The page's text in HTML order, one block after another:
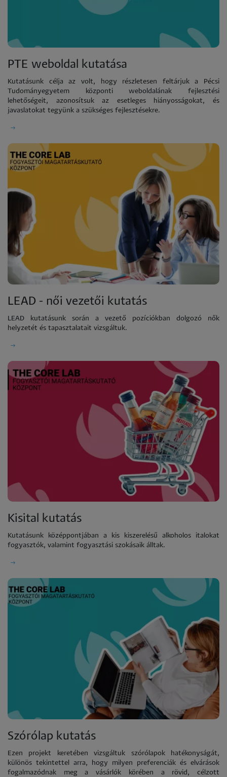
PTE weboldal kutatása
Kutatásunk célja az volt, hogy részletesen feltárjuk a Pécsi
Tudományegyetem központi weboldalának fejlesztési
lehetőségeit, azonosítsuk az esetleges hiányosságokat, és
javaslatokat tegyünk a szükséges fejlesztésekre.
LEAD - női vezetői kutatás
LEAD kutatásunk során a vezető pozíciókban dolgozó nők
helyzetét és tapasztalatait vizsgáltuk.
Kisital kutatás
Kutatásunk középpontjában a kis kiszerelésű alkoholos italokat
fogyasztók, valamint fogyasztási szokásaik álltak.
Szórólap kutatás
Ezen projekt keretében vizsgáltuk szórólapok hatékonyságát,
különös tekintettel arra, hogy milyen preferenciák és elvárások
fogalmazódnak meg a vásárlók körében a rövid, célzott